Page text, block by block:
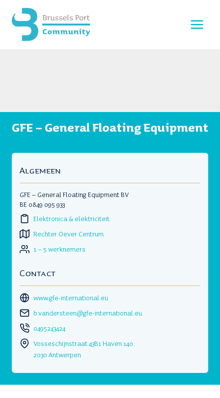
naar
inhoud
GFE – General Floating Equipment
Algemeen
GFE – General Floating Equipment BV
BE 0849 095 933
Elektronica & elektriciteit
Rechter Oever Centrum
1 – 5 werknemers
Contact
www.gfe-international.eu
b.vandersteen@gfe-international.eu
0495243424
Vosseschijnstraat 43B1 Haven 140
2030 Antwerpen